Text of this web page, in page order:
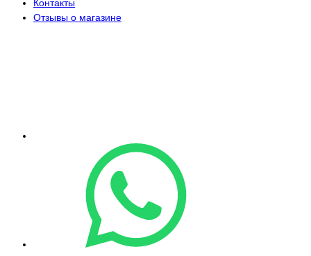
Контакты
Отзывы о магазине